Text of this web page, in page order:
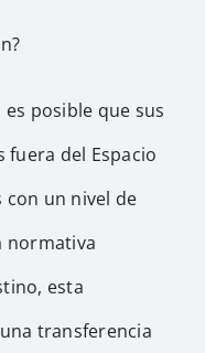
posible que sus
del Espacio
con un nivel de
normativa
esta
transferencia